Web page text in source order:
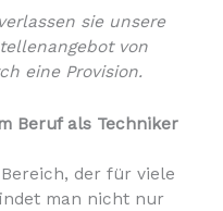
sie unsere
von
eine Provision.
Beruf als Techniker
der für viele
man nicht nur